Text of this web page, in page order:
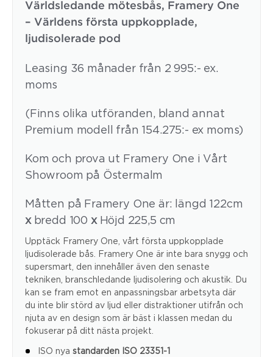
Världsledande mötesbås, Framery One
– Världens första uppkopplade,
ljudisolerade pod
Leasing 36 månader från 2 995:- ex.
moms
(Finns olika utföranden, bland annat
Premium modell från 154.275:- ex moms)
Kom och prova ut Framery One i Vårt
Showroom på Östermalm
Måtten på Framery One är: längd 122cm
xbredd 100 xHöjd 225,5 cm
Upptäck Framery One, vårt första uppkopplade
ljudisolerade bås. Framery One är inte bara snygg och
supersmart, den innehåller även den senaste
tekniken, branschledande ljudisolering och akustik. Du
kan se fram emot en anpassningsbar arbetsyta där
du inte blir störd av ljud eller distraktioner utifrån och
njuta av en design som är bäst i klassen medan du
fokuserar på ditt nästa projekt.
ISO nya standarden ISO 23351-1